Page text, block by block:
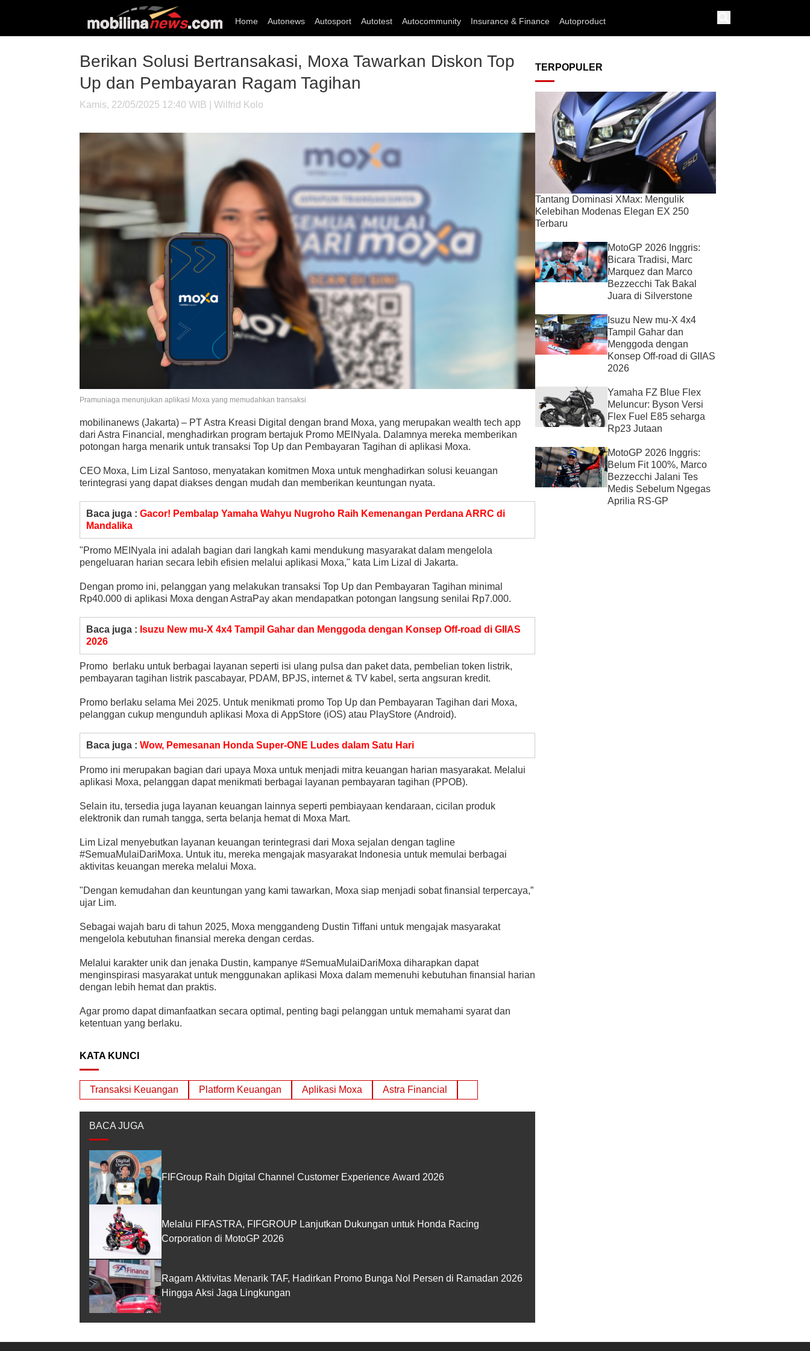
Home Autonews Autosport Autotest Autocommunity Insurance & Finance Autoproduct
Berikan Solusi Bertransakasi, Moxa Tawarkan Diskon Top
Up dan Pembayaran Ragam Tagihan
Kamis, 22/05/2025 12:40 WIB | Wilfrid Kolo
Pramuniaga menunjukan aplikasi Moxa yang memudahkan transaksi
mobilinanews (Jakarta) – PT Astra Kreasi Digital dengan brand Moxa, yang merupakan wealth tech app
dari Astra Financial, menghadirkan program bertajuk Promo MEINyala. Dalamnya mereka memberikan
potongan harga menarik untuk transaksi Top Up dan Pembayaran Tagihan di aplikasi Moxa.
CEO Moxa, Lim Lizal Santoso, menyatakan komitmen Moxa untuk menghadirkan solusi keuangan
terintegrasi yang dapat diakses dengan mudah dan memberikan keuntungan nyata.
Baca juga : Gacor! Pembalap Yamaha Wahyu Nugroho Raih Kemenangan Perdana ARRC di
Mandalika
"Promo MEINyala ini adalah bagian dari langkah kami mendukung masyarakat dalam mengelola
pengeluaran harian secara lebih efisien melalui aplikasi Moxa," kata Lim Lizal di Jakarta.
Dengan promo ini, pelanggan yang melakukan transaksi Top Up dan Pembayaran Tagihan minimal
Rp40.000 di aplikasi Moxa dengan AstraPay akan mendapatkan potongan langsung senilai Rp7.000.
Baca juga : Isuzu New mu-X 4x4 Tampil Gahar dan Menggoda dengan Konsep Off-road di GIIAS
2026
Promo berlaku untuk berbagai layanan seperti isi ulang pulsa dan paket data, pembelian token listrik,
pembayaran tagihan listrik pascabayar, PDAM, BPJS, internet & TV kabel, serta angsuran kredit.
Promo berlaku selama Mei 2025. Untuk menikmati promo Top Up dan Pembayaran Tagihan dari Moxa,
pelanggan cukup mengunduh aplikasi Moxa di AppStore (iOS) atau PlayStore (Android).
Baca juga : Wow, Pemesanan Honda Super-ONE Ludes dalam Satu Hari
Promo ini merupakan bagian dari upaya Moxa untuk menjadi mitra keuangan harian masyarakat. Melalui
aplikasi Moxa, pelanggan dapat menikmati berbagai layanan pembayaran tagihan (PPOB).
Selain itu, tersedia juga layanan keuangan lainnya seperti pembiayaan kendaraan, cicilan produk
elektronik dan rumah tangga, serta belanja hemat di Moxa Mart.
Lim Lizal menyebutkan layanan keuangan terintegrasi dari Moxa sejalan dengan tagline
#SemuaMulaiDariMoxa. Untuk itu, mereka mengajak masyarakat Indonesia untuk memulai berbagai
aktivitas keuangan mereka melalui Moxa.
"Dengan kemudahan dan keuntungan yang kami tawarkan, Moxa siap menjadi sobat finansial terpercaya,”
ujar Lim.
Sebagai wajah baru di tahun 2025, Moxa menggandeng Dustin Tiffani untuk mengajak masyarakat
mengelola kebutuhan finansial mereka dengan cerdas.
Melalui karakter unik dan jenaka Dustin, kampanye #SemuaMulaiDariMoxa diharapkan dapat
menginspirasi masyarakat untuk menggunakan aplikasi Moxa dalam memenuhi kebutuhan finansial harian
dengan lebih hemat dan praktis.
Agar promo dapat dimanfaatkan secara optimal, penting bagi pelanggan untuk memahami syarat dan
ketentuan yang berlaku.
KATA KUNCI
Transaksi Keuangan Platform Keuangan Aplikasi Moxa Astra Financial
BACA JUGA
FIFGroup Raih Digital Channel Customer Experience Award 2026
Melalui FIFASTRA, FIFGROUP Lanjutkan Dukungan untuk Honda Racing
Corporation di MotoGP 2026
Ragam Aktivitas Menarik TAF, Hadirkan Promo Bunga Nol Persen di Ramadan 2026
Hingga Aksi Jaga Lingkungan
TERPOPULER
Tantang Dominasi XMax: Mengulik
Kelebihan Modenas Elegan EX 250
Terbaru
MotoGP 2026 Inggris:
Bicara Tradisi, Marc
Marquez dan Marco
Bezzecchi Tak Bakal
Juara di Silverstone
Isuzu New mu-X 4x4
Tampil Gahar dan
Menggoda dengan
Konsep Off-road di GIIAS
2026
Yamaha FZ Blue Flex
Meluncur: Byson Versi
Flex Fuel E85 seharga
Rp23 Jutaan
MotoGP 2026 Inggris:
Belum Fit 100%, Marco
Bezzecchi Jalani Tes
Medis Sebelum Ngegas
Aprilia RS-GP